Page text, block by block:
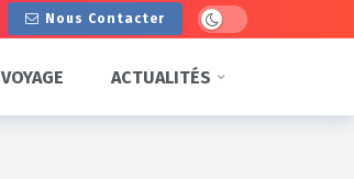
Nous Contacter Dark mode
VOYAGE ACTUALITÉS